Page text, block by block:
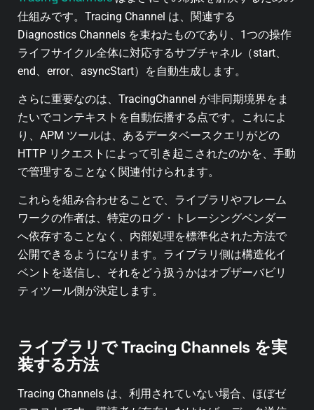
仕組みです。Tracing Channel は、関連する
Diagnostics Channels を束ねたものであり、1つの操作
ライフサイクル全体に対応するサブチャネル（start、
end、error、asyncStart）を自動生成します。
さらに重要なのは、TracingChannel が非同期境界をま
たいでコンテキストを自動伝播する点です。これによ
り、APM ツールは、あるデータベースクエリがどの
HTTP リクエストによって引き起こされたのかを、手動
で管理することなく関連付けられます。
これらを組み合わせることで、ライブラリやフレーム
ワークの作者は、特定のログ・トレーシングベンダー
へ依存することなく、内部処理を標準化された方法で
公開できるようになります。ライブラリ側は構造化イ
ベントを送信し、それをどう扱うかはオブザーバビリ
ティツール側が決定します。
ライブラリで Tracing Channels を実
装する方法
Tracing Channels は、利用されていない場合、ほぼゼ